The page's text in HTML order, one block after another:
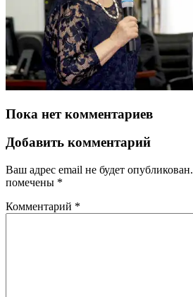
Пока нет комментариев
Добавить комментарий
Ваш адрес email не будет опубликован.
помечены *
Комментарий *